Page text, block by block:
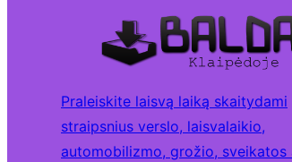
Praleiskite laisvą laiką skaitydami
straipsnius verslo, laisvalaikio,
automobilizmo, grožio, sveikatos